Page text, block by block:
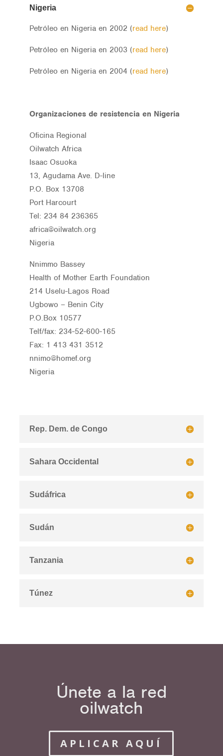
Nigeria
Petróleo en Nigeria en 2002 (read here)
Petróleo en Nigeria en 2003 (read here)
Petróleo en Nigeria en 2004 (read here)
Organizaciones de resistencia en Nigeria
Oficina Regional
Oilwatch Africa
Isaac Osuoka
13, Agudama Ave. D-line
P.O. Box 13708
Port Harcourt
Tel: 234 84 236365
africa@oilwatch.org
Nigeria
Nnimmo Bassey
Health of Mother Earth Foundation
214 Uselu-Lagos Road
Ugbowo – Benin City
P.O.Box 10577
Telf/fax: 234-52-600-165
Fax: 1 413 431 3512
nnimo@homef.org
Nigeria
Rep. Dem. de Congo
Sahara Occidental
Sudáfrica
Sudán
Tanzania
Túnez
Únete a la red
oilwatch
APLICAR AQUÍ